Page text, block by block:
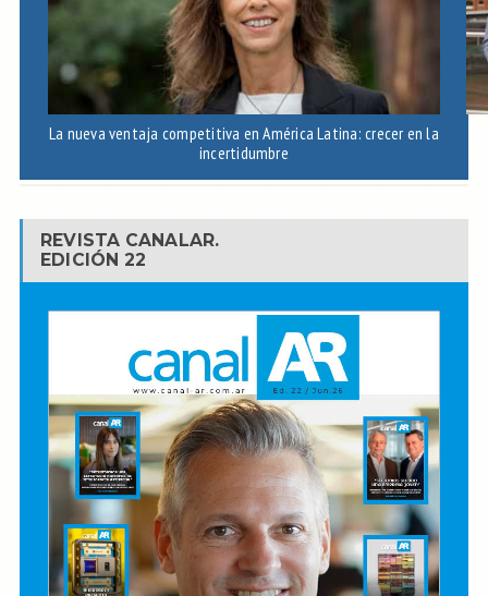
La nueva ventaja competitiva en América Latina: crecer en la
incertidumbre
REVISTA CANALAR.
EDICIÓN 22